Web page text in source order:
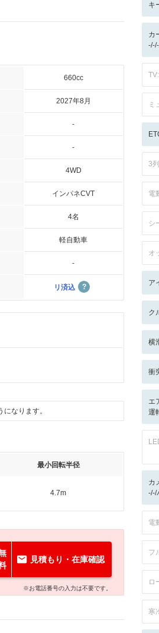
660cc
2027年8月
-
-
4WD
インパネCVT
4名
軽自動車
-
リ済込
なります。
最小回転半径
4.7m
見積もり・在庫確認
※お電話番号の入力は不要です。
キ
カ
ミ
3
電
シ
オ
ア
ク
横
衝
エ
運
カ
-/-/
電
フ
ロ
寒